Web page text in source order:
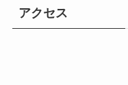
アクセス